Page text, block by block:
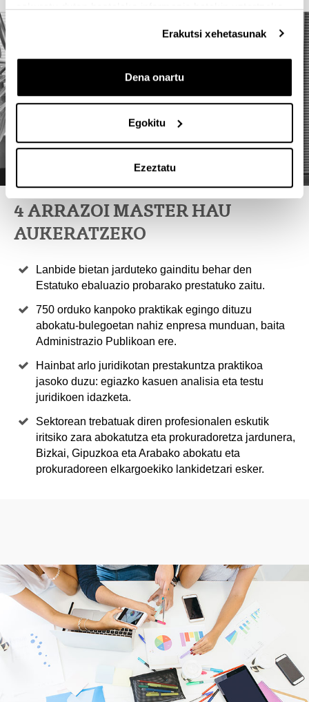
eskuratu duten bestelako informazio batekin uztartzeko.
Erakutsi xehetasunak
Dena onartu
Egokitu
Ezeztatu
4 ARRAZOI MASTER HAU
AUKERATZEKO
Lanbide bietan jarduteko gainditu behar den
Estatuko ebaluazio probarako prestatuko zaitu.
750 orduko kanpoko praktikak egingo dituzu
abokatu-bulegoetan nahiz enpresa munduan, baita
Administrazio Publikoan ere.
Hainbat arlo juridikotan prestakuntza praktikoa
jasoko duzu: egiazko kasuen analisia eta testu
juridikoen idazketa.
Sektorean trebatuak diren profesionalen eskutik
iritsiko zara abokatutza eta prokuradoretza jardunera,
Bizkai, Gipuzkoa eta Arabako abokatu eta
prokuradoreen elkargoekiko lankidetzari esker.